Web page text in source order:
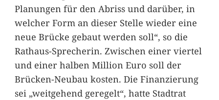
Planungen für den Abriss und darüber, in
welcher Form an dieser Stelle wieder eine
neue Brücke gebaut werden soll“, so die
Rathaus-Sprecherin. Zwischen einer viertel
und einer halben Million Euro soll der
Brücken-Neubau kosten. Die Finanzierung
sei „weitgehend geregelt“, hatte Stadtrat